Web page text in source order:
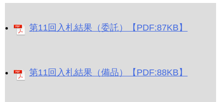
第11回入札結果（委託）【PDF:87KB】
第11回入札結果（備品）【PDF:88KB】